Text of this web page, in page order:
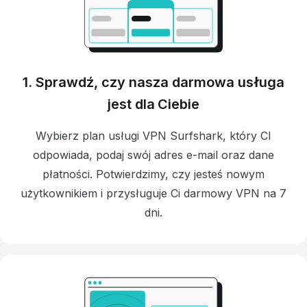
1. Sprawdź, czy nasza darmowa usługa
jest dla Ciebie
Wybierz plan usługi VPN Surfshark, który CI
odpowiada, podaj swój adres e-mail oraz dane
płatności. Potwierdzimy, czy jesteś nowym
użytkownikiem i przysługuje Ci darmowy VPN na 7
dni.